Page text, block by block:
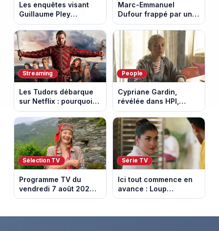
Les enquêtes visant
Guillaume Pley
poussent Ragnar Le
Breton à quitter la
tournée Legend
Marc-Emmanuel
Dufour frappé par un
terrible incendie : son
chalet part en fumée
Streaming
Les Tudors débarque
sur Netflix : pourquoi la
série n’a rien perdu de
son pouvoir
People
Cypriane Gardin,
révélée dans HPI,
lance une cagnotte
après des difficultés
financières
Sélection TV
Programme TV du
vendredi 7 août 2026 :
notre sélection pour
Série TV
Ici tout commence en
avance : Loup
découvre la trahison
10 août 2026 (spoiler)